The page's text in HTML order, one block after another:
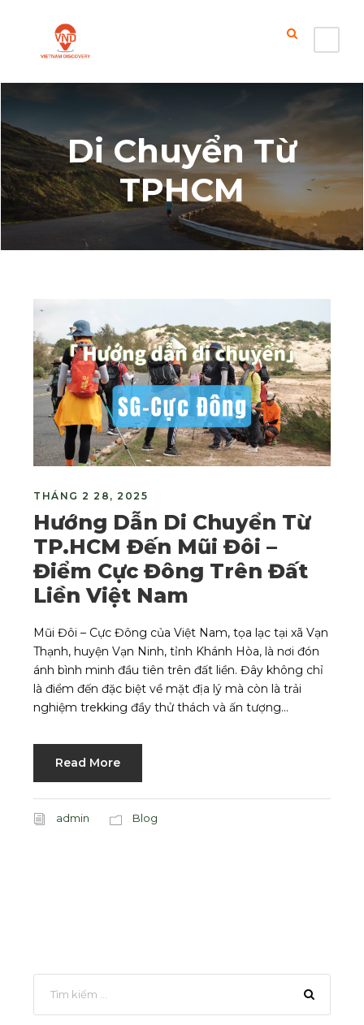
Di Chuyển Từ
TPHCM
THÁNG 2 28, 2025
Hướng Dẫn Di Chuyển Từ
TP.HCM Đến Mũi Đôi –
Điểm Cực Đông Trên Đất
Liền Việt Nam
Mũi Đôi – Cực Đông của Việt Nam, tọa lạc tại xã Vạn
Thạnh, huyện Vạn Ninh, tỉnh Khánh Hòa, là nơi đón
ánh bình minh đầu tiên trên đất liền. Đây không chỉ
là điểm đến đặc biệt về mặt địa lý mà còn là trải
nghiệm trekking đầy thử thách và ấn tượng...
Read More
admin Blog